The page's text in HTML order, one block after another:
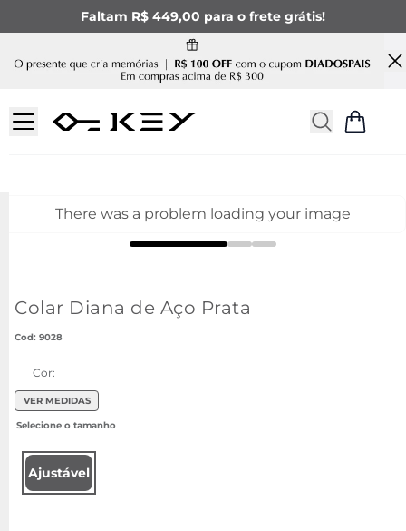
Faltam R$ 449,00 para o frete grátis!
There was a problem loading your image
Colar Diana de Aço Prata
: 9028
Cor:
VER MEDIDAS
Ajustável